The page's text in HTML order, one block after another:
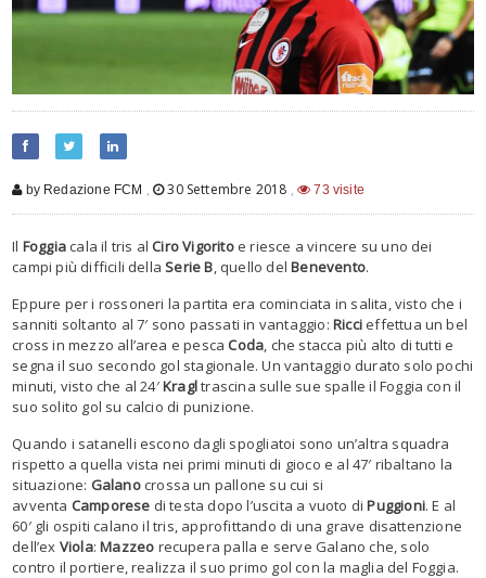
by Redazione FCM , 30 Settembre 2018 , 73 visite
Il Foggia cala il tris al Ciro Vigoritoe riesce a vincere su uno dei
campi più difficili dellaSerie B, quello delBenevento.
Eppure per i rossoneri la partita era cominciata in salita, visto che i
sanniti soltanto al 7′ sono passati in vantaggio: Ricci effettua un bel
cross in mezzo all’area e pesca Coda, che stacca più alto di tutti e
segna il suo secondo gol stagionale. Un vantaggio durato solo pochi
minuti, visto che al 24′Kragltrascina sulle sue spalle il Foggia con il
suo solito gol su calcio di punizione.
Quando i satanelli escono dagli spogliatoi sono un’altra squadra
rispetto a quella vista nei primi minuti di gioco e al 47′ ribaltano la
situazione: Galano crossa un pallone su cui si
avventa Camporese di testa dopo l’uscita a vuoto diPuggioni. E al
60′ gli ospiti calano il tris, approfittando di una grave disattenzione
dell’ex Viola:Mazzeo recupera palla e serve Galano che, solo
contro il portiere, realizza il suo primo gol con la maglia del Foggia.